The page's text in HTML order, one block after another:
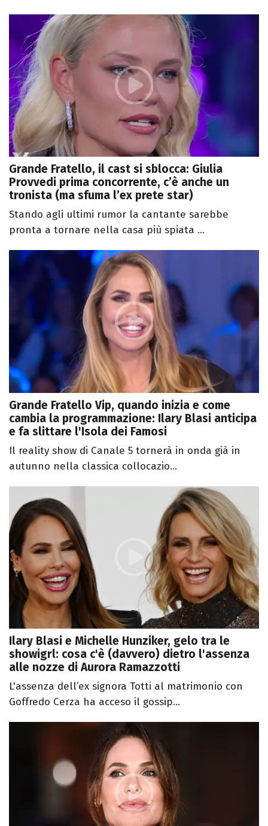
Grande Fratello, il cast si sblocca: Giulia
Provvedi prima concorrente, c’è anche un
tronista (ma sfuma l’ex prete star)
Stando agli ultimi rumor la cantante sarebbe
pronta a tornare nella casa più spiata ...
Grande Fratello Vip, quando inizia e come
cambia la programmazione: Ilary Blasi anticipa
e fa slittare l'Isola dei Famosi
Il reality show di Canale 5 tornerà in onda già in
autunno nella classica collocazio...
Ilary Blasi e Michelle Hunziker, gelo tra le
showigrl: cosa c'è (davvero) dietro l'assenza
alle nozze di Aurora Ramazzotti
L'assenza dell’ex signora Totti al matrimonio con
Goffredo Cerza ha acceso il gossip...